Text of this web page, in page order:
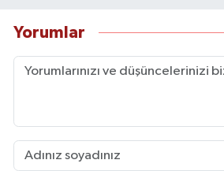
danışmanın
bir bakış açısını, yeni
yeniden
Yorumlar